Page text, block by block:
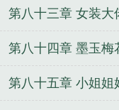
第八十三章 女装大
第八十四章 墨玉梅
第八十五章 小姐姐